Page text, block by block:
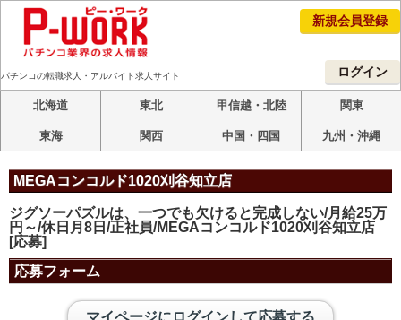
新規会員登録
ログイン
パチンコの転職求人・アルバイト求人サイト
北海道 東北 甲信越・北陸 関東
東海 関西 中国・四国 九州・沖縄
MEGAコンコルド1020刈谷知立店
ジグソーパズルは、一つでも欠けると完成しない/月給25万
円～/休日月8日/正社員/MEGAコンコルド1020刈谷知立店
[応募]
応募フォーム
マイページにログインして応募する